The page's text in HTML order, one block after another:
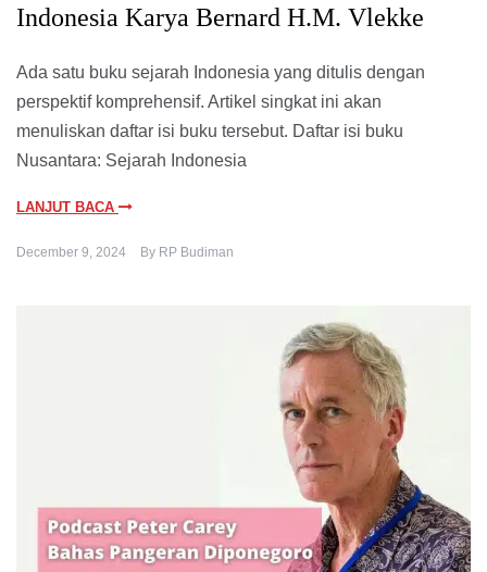
Indonesia Karya Bernard H.M. Vlekke
Ada satu buku sejarah Indonesia yang ditulis dengan
perspektif komprehensif. Artikel singkat ini akan
menuliskan daftar isi buku tersebut. Daftar isi buku
Nusantara: Sejarah Indonesia
LANJUT BACA
December 9, 2024 By RP Budiman